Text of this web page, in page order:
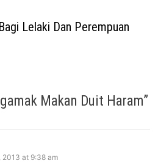
Lelaki Dan Perempuan
Makan Duit Haram”
2013 at 9:38 am